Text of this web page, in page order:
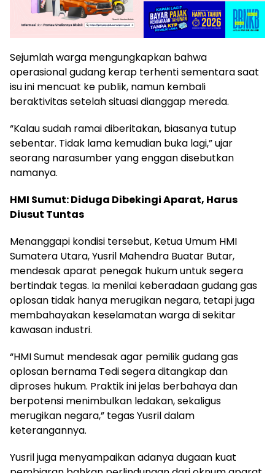
Sejumlah warga mengungkapkan bahwa
operasional gudang kerap terhenti sementara saat
isu ini mencuat ke publik, namun kembali
beraktivitas setelah situasi dianggap mereda.
“Kalau sudah ramai diberitakan, biasanya tutup
sebentar. Tidak lama kemudian buka lagi,” ujar
seorang narasumber yang enggan disebutkan
namanya.
HMI Sumut: Diduga Dibekingi Aparat, Harus
Diusut Tuntas
Menanggapi kondisi tersebut, Ketua Umum HMI
Sumatera Utara, Yusril Mahendra Buatar Butar,
mendesak aparat penegak hukum untuk segera
bertindak tegas. Ia menilai keberadaan gudang gas
oplosan tidak hanya merugikan negara, tetapi juga
membahayakan keselamatan warga di sekitar
kawasan industri.
“HMI Sumut mendesak agar pemilik gudang gas
oplosan bernama Tedi segera ditangkap dan
diproses hukum. Praktik ini jelas berbahaya dan
berpotensi menimbulkan ledakan, sekaligus
merugikan negara,” tegas Yusril dalam
keterangannya.
Yusril juga menyampaikan adanya dugaan kuat